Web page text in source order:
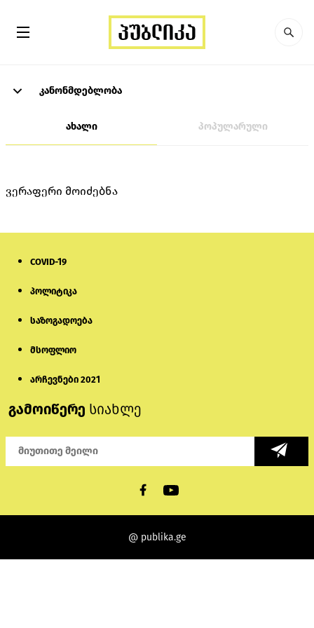
კანონმდებლობა
ახალი პოპულარული
ვერაფერი მოიძებნა
COVID-19
პოლიტიკა
საზოგადოება
მსოფლიო
არჩევნები 2021
გამოიწერე სიახლე
@ publika.ge